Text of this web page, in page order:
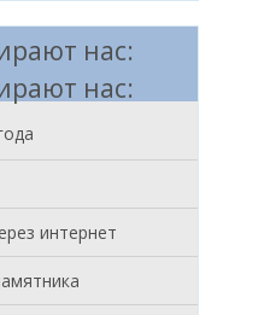
нас:
нас:
интернет